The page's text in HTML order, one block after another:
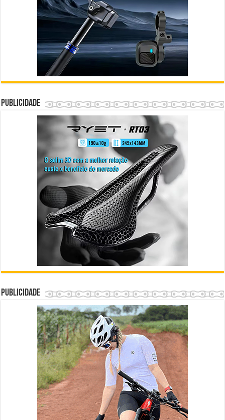
Publicidade
Publicidade